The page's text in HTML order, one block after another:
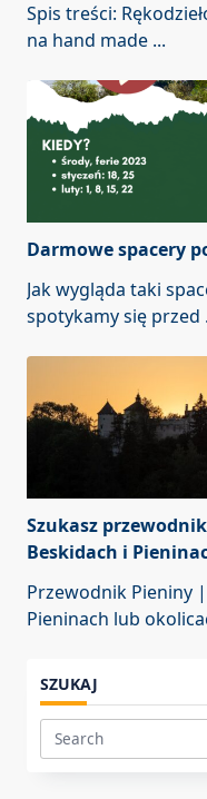
Spis treści:
na hand made ...
Darmowe spacery
Jak wygląda taki
spotykamy się przed
Szukasz
Beskidach i
Przewodnik Pieniny
Pieninach lub
SZUKAJ
Search